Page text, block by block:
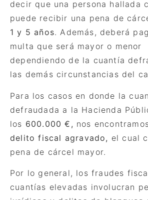
decir que una persona hallada
puede recibir una pena de
1 y 5 años. Además, deberá
multa que será mayor o menor
dependiendo de la cuantía
las demás circunstancias del
Para los casos en donde la
defraudada a la Hacienda
los 600.000 €, nos
delito fiscal agravado, el cual
pena de cárcel mayor.
Por lo general, los fraudes
cuantías elevadas involucran